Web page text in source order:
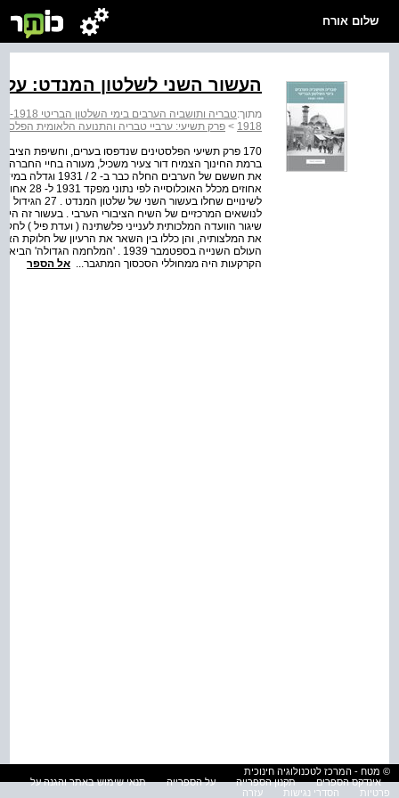
שלום אורח
העשור השני לשלטון המנדט:
מתוך:טבריה ותושביה הערבים בימי השלטון הבריטי 1948-1918
1918
> פרק תשיעי: ערביי טבריה והתנועה הלאומית
170 פרק תשיעי הפלסטינים שנדפסו בערים, וחשיפת
לשינויים
לנושאים המרכזיים של השיח הציבורי הערבי . בעשור זה
את המלצותיה, והן כללו בין השאר את הרעיון של חלוקת
העולם השנייה בספטמבר 1939 .
הקרקעות היה ממחוללי הסכסוך המתגבר... אל הספר
© מטח - המרכז לטכנולוגיה חינוכית
אינדקס הספרים
תקנון הספרייה על הספרייה
תנאי שימוש באתר והגנה על
פרטיות
הסדרי נגישות עזרה